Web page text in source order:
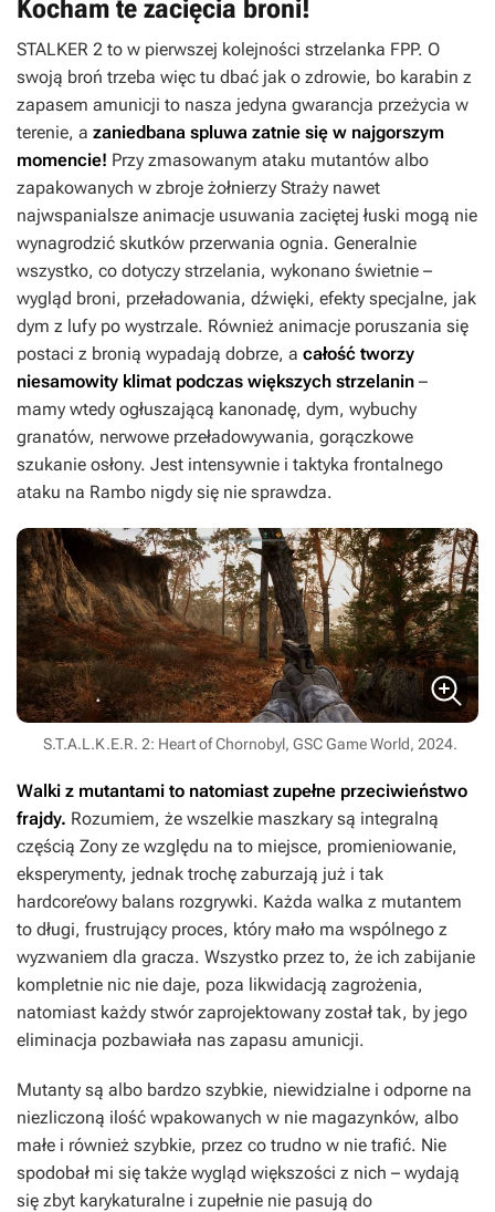
Kocham te zacięcia broni!
STALKER 2 to w pierwszej kolejności strzelanka FPP. O
swoją broń trzeba więc tu dbać jak o zdrowie, bo karabin z
zapasem amunicji to nasza jedyna gwarancja przeżycia w
terenie, a zaniedbana spluwa zatnie się w najgorszym
momencie! Przy zmasowanym ataku mutantów albo
zapakowanych w zbroje żołnierzy Straży nawet
najwspanialsze animacje usuwania zaciętej łuski mogą nie
wynagrodzić skutków przerwania ognia. Generalnie
wszystko, co dotyczy strzelania, wykonano świetnie –
wygląd broni, przeładowania, dźwięki, efekty specjalne, jak
dym z lufy po wystrzale. Również animacje poruszania się
postaci z bronią wypadają dobrze, a całość tworzy
niesamowity klimat podczas większych strzelanin –
mamy wtedy ogłuszającą kanonadę, dym, wybuchy
granatów, nerwowe przeładowywania, gorączkowe
szukanie osłony. Jest intensywnie i taktyka frontalnego
ataku na Rambo nigdy się nie sprawdza.
S.T.A.L.K.E.R. 2: Heart of Chornobyl, GSC Game World, 2024.
Walki z mutantami to natomiast zupełne przeciwieństwo
frajdy. Rozumiem, że wszelkie maszkary są integralną
częścią Zony ze względu na to miejsce, promieniowanie,
eksperymenty, jednak trochę zaburzają już i tak
hardcore’owy balans rozgrywki. Każda walka z mutantem
to długi, frustrujący proces, który mało ma wspólnego z
wyzwaniem dla gracza. Wszystko przez to, że ich zabijanie
kompletnie nic nie daje, poza likwidacją zagrożenia,
natomiast każdy stwór zaprojektowany został tak, by jego
eliminacja pozbawiała nas zapasu amunicji.
Mutanty są albo bardzo szybkie, niewidzialne i odporne na
niezliczoną ilość wpakowanych w nie magazynków, albo
małe i również szybkie, przez co trudno w nie trafić. Nie
spodobał mi się także wygląd większości z nich – wydają
się zbyt karykaturalne i zupełnie nie pasują do